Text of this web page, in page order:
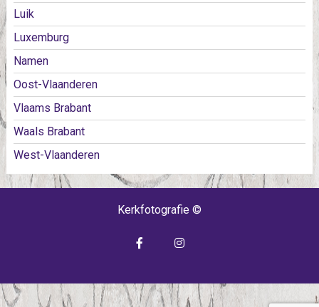
Luik
Luxemburg
Namen
Oost-Vlaanderen
Vlaams Brabant
Waals Brabant
West-Vlaanderen
Kerkfotografie ©